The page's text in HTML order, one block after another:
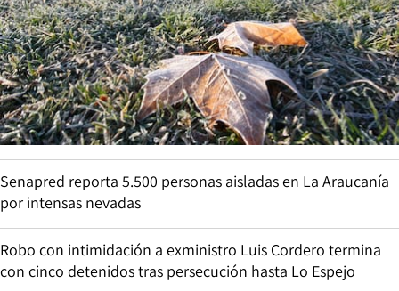
Senapred reporta 5.500 personas aisladas en La Araucanía
por intensas nevadas
Robo con intimidación a exministro Luis Cordero termina
con cinco detenidos tras persecución hasta Lo Espejo